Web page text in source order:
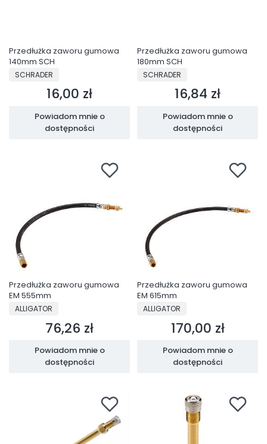
Przedłużka zaworu gumowa
140mm SCH
PRODUCENT
SCHRADER
Cena
16,00 zł
Powiadom mnie o
dostępności
Przedłużka zaworu gumowa
180mm SCH
PRODUCENT
SCHRADER
Cena
16,84 zł
Powiadom mnie o
dostępności
Przedłużka zaworu gumowa
EM 555mm
PRODUCENT
ALLIGATOR
Cena
76,26 zł
Powiadom mnie o
dostępności
Przedłużka zaworu gumowa
EM 615mm
PRODUCENT
ALLIGATOR
Cena
170,00 zł
Powiadom mnie o
dostępności